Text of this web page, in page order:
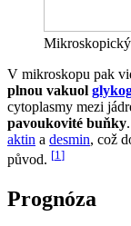
V mikroskopu pak
plnou vakuol
cytoplasmy mezi
pavoukovité buňky
aktin a desmin, což
původ. [1]
Prognóza